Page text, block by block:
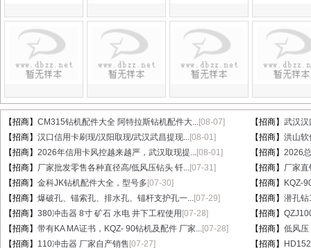
【招商】 CM315钻机配件大全 阿特拉斯钻机配件大...[08-07] 【招商】 武汉汉
【招商】 汉口信用卡刷现/汉阳取现/武汉武昌提现...[08-01] 【招商】 洪山
【招商】 2026年信用卡风控越来越严，武汉取现提...[08-01] 【招商】 2026
【招商】 厂家批发零售各种直径高/低风压钻头 钎...[07-31] 【招商】 厂家
【招商】 金科JK钻机配件大全，型号多 [07-30] 【招商】
KQZ-
【招商】 爆破孔、锚索孔、排水孔、锚杆支护孔一...[07-29] 【招商】 潜孔钻
【招商】 380冲击器 8寸 矿石 水电 井下工程使用 [07-28] 【招商】
【招商】 带有KA MA证书，KQZ- 90钻机及配件 厂家...[07-28] 【招商】 低风压
【招商】 110冲击器 厂家自产销售 [07-27] 【招商】